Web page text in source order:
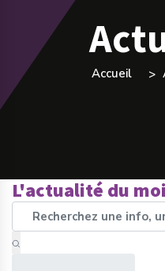
Accueil
L'actualité du